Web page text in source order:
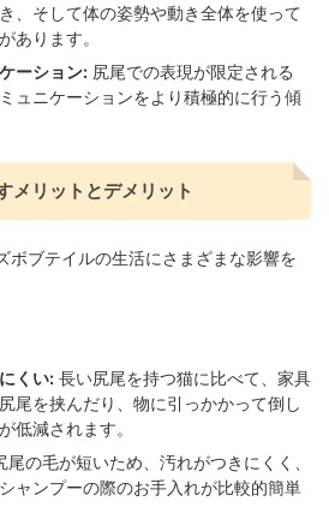
、そして体の姿勢や動き全体を使って
あります。
ーション: 尻尾での表現が限定される
ュニケーションをより積極的に行う傾
メリットとデメリット
ボブテイルの生活にさまざまな影響を
くい: 長い尻尾を持つ猫に比べて、家具
尾を挟んだり、物に引っかかって倒し
低減されます。
尾の毛が短いため、汚れがつきにくく、
ャンプーの際のお手入れが比較的簡単